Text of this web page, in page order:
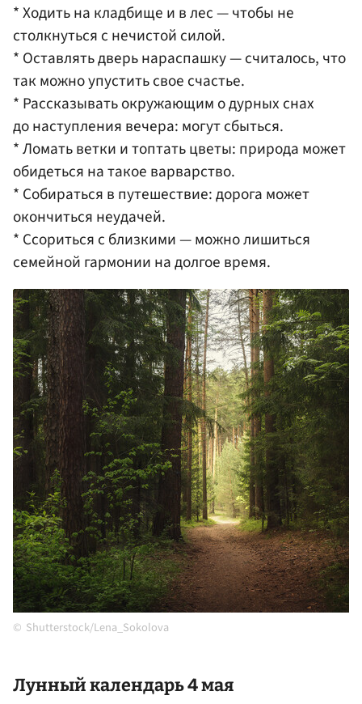
* Ходить на кладбище и в лес — чтобы не
столкнуться с нечистой силой.
* Оставлять дверь нараспашку — считалось, что
так можно упустить свое счастье.
* Рассказывать окружающим о дурных снах
до наступления вечера: могут сбыться.
* Ломать ветки и топтать цветы: природа может
обидеться на такое варварство.
* Собираться в путешествие: дорога может
окончиться неудачей.
* Ссориться с близкими — можно лишиться
семейной гармонии на долгое время.
Shutterstock/Lena_Sokolova
Лунный календарь 4 мая